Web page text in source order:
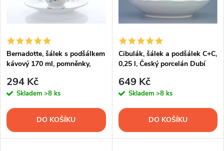
í
p
r
o
d
s
p
r
o
Bernadotte, šálek s podšálkem
kávový 170 ml, pomněnky,
294 Kč
Skladem >8 ks
DO KOŠÍKU
Cibulák, šálek a podšálek C+C,
0,25 l, Český porcelán Dubí
649 Kč
Skladem >8 ks
DO KOŠÍKU